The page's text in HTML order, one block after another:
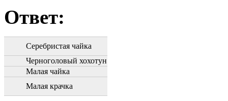
Ответ:
Серебристая чайка
Черноголовый хохотун
Малая чайка
Малая крачка